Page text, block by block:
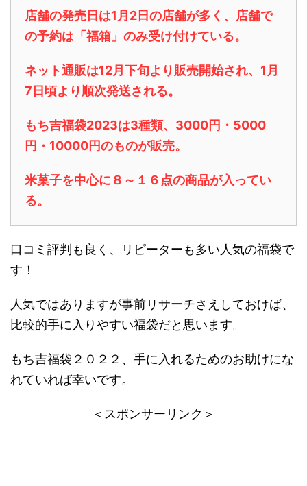
店舗の発売日は1月2日の店舗が多く、店舗で
の予約は「福箱」のみ受け付けている。
ネット通販は12月下旬より販売開始され、1月
7日頃より順次発送される。
もち吉福袋2023は3種類、3000円・5000
円・10000円のものが販売。
米菓子を中心に８～１６点の商品が入ってい
る。
口コミ評判も良く、リピーターも多い人気の福袋で
す！
人気ではありますが事前リサーチさえしておけば、
比較的手に入りやすい福袋だと思います。
もち吉福袋２０２２、手に入れるためのお助けにな
れていれば幸いです。
＜スポンサーリンク＞